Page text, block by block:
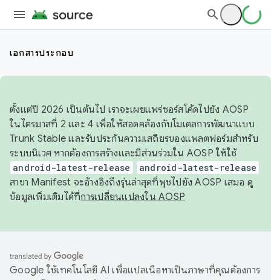
เอกสารประกอบ
ตั้งแต่ปี 2026 เป็นต้นไป เราจะเผยแพร่ซอร์สโค้ดไปยัง AOSP
ในไตรมาสที่ 2 และ 4 เพื่อให้สอดคล้องกับโมเดลการพัฒนาแบบ
Trunk Stable และรับประกันความเสถียรของแพลตฟอร์มสำหรับ
ระบบนิเวศ หากต้องการสร้างและมีส่วนร่วมใน AOSP ให้ใช้
android-latest-release android-latest-release
สาขา Manifest จะอ้างอิงถึงรุ่นล่าสุดที่พุชไปยัง AOSP เสมอ ดู
ข้อมูลเพิ่มเติมได้ที่การเปลี่ยนแปลงใน AOSP
Google ใช้เทคโนโลยี AI เพื่อแปลเนื้อหาเป็นภาษาที่คุณต้องการ